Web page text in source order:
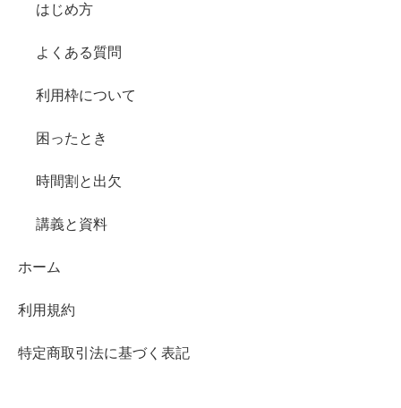
はじめ方
よくある質問
利用枠について
困ったとき
時間割と出欠
講義と資料
ホーム
利用規約
特定商取引法に基づく表記